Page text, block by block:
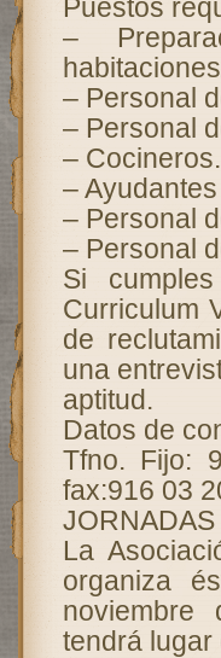
Puestos
–
– Personal
– Personal
– Cocineros.
–
– Personal
– Personal
Si
Curriculum
de
una
aptitud.
Datos de
Tfno. Fijo:
fax:916 03
La
organiza
noviembre
tendrá lugar